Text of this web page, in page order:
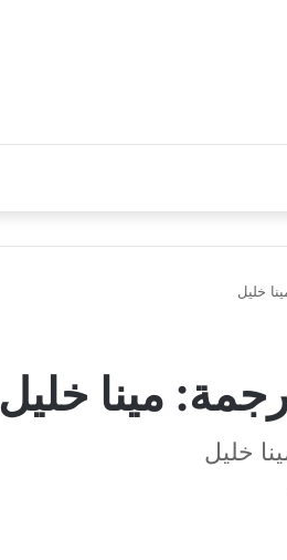
خليل
مينا خليل
خليل